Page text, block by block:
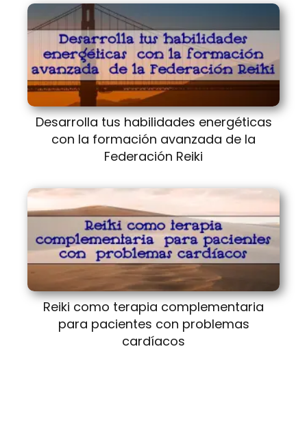
Desarrolla tus habilidades energéticas
con la formación avanzada de la
Federación Reiki
Reiki como terapia complementaria
para pacientes con problemas
cardíacos